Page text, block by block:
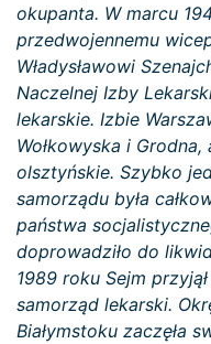
okupanta. W marcu
przedwojennemu
Władysławowi
Naczelnej Izby
lekarskie. Izbie
Wołkowyska i
olsztyńskie. Szybko
samorządu była
państwa
doprowadziło do
1989 roku Sejm
samorząd lekarski.
Białymstoku zaczęła